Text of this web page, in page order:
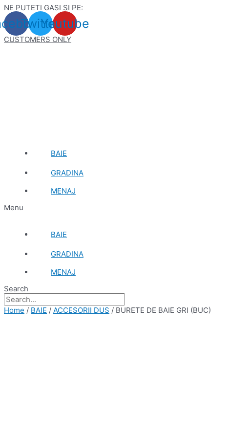
Skip
to
content
NE PUTETI GASI SI PE:
TwitterYoutube
CUSTOMERS ONLY
BAIE
GRADINA
MENAJ
Menu
BAIE
GRADINA
MENAJ
Search
Home / BAIE / ACCESORII DUS / BURETE DE BAIE GRI (BUC)